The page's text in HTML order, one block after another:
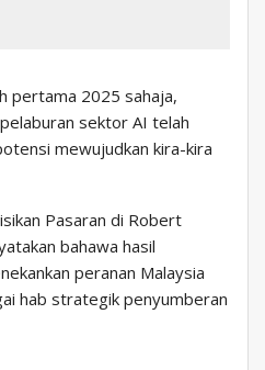
pertama 2025 sahaja,
sektor AI telah
mewujudkan kira-kira
Pasaran di Robert
bahawa hasil
peranan Malaysia
hab strategik penyumberan